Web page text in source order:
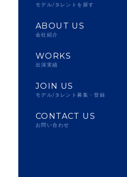
モデル/タレントを探す
ABOUT US
会社紹介
WORKS
出演実績
JOIN US
モデル/タレント募集・登録
CONTACT US
お問い合わせ